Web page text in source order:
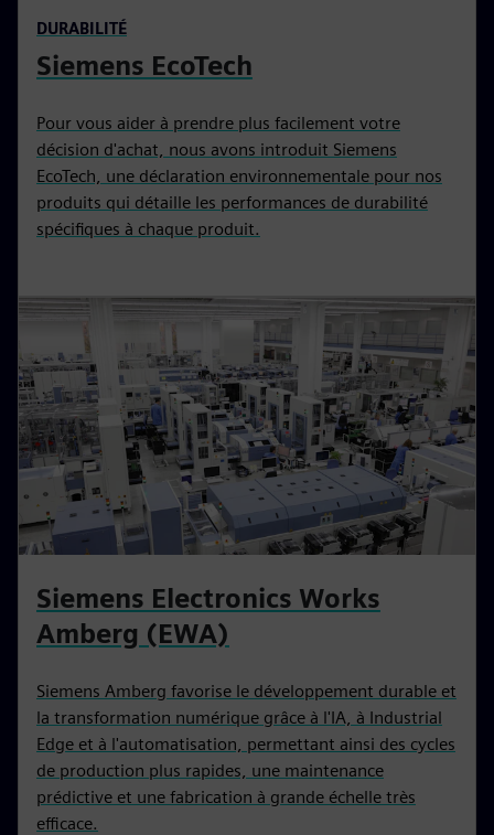
DURABILITÉ
Siemens EcoTech
Pour vous aider à prendre plus facilement votre
décision d'achat, nous avons introduit Siemens
EcoTech, une déclaration environnementale pour nos
produits qui détaille les performances de durabilité
spécifiques à chaque produit.
Siemens Electronics Works
Amberg (EWA)
Siemens Amberg favorise le développement durable et
la transformation numérique grâce à l'IA, à Industrial
Edge et à l'automatisation, permettant ainsi des cycles
de production plus rapides, une maintenance
prédictive et une fabrication à grande échelle très
efficace.